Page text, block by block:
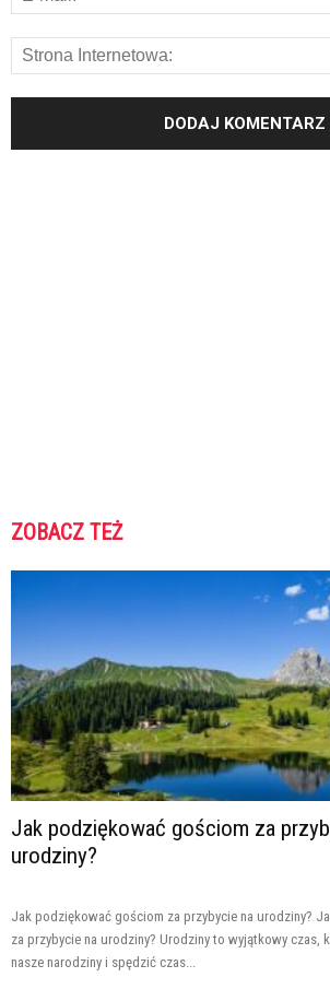
ZOBACZ TEŻ
Jak podziękować gościom za
urodziny?
Jak podziękować gościom za przybycie na urodziny?
za przybycie na urodziny? Urodziny to wyjątkowy czas,
nasze narodziny i spędzić czas...